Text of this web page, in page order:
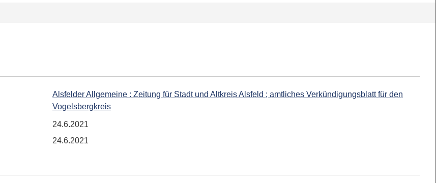
Alsfelder Allgemeine : Zeitung für Stadt und Altkreis Alsfeld ; amtliches Verkündigungsblatt für den
Vogelsbergkreis
24.6.2021
24.6.2021